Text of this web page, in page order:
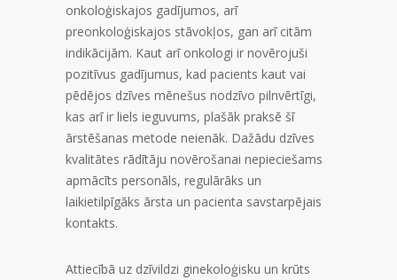
onkoloģiskajos gadījumos, arī
preonkoloģiskajos stāvokļos, gan arī citām
indikācijām. Kaut arī onkologi ir novērojuši
pozitīvus gadījumus, kad pacients kaut vai
pēdējos dzīves mēnešus nodzīvo pilnvērtīgi,
kas arī ir liels ieguvums, plašāk praksē šī
ārstēšanas metode neienāk. Dažādu dzīves
kvalitātes rādītāju novērošanai nepieciešams
apmācīts personāls, regulārāks un
laikietilpīgāks ārsta un pacienta savstarpējais
kontakts.
Attiecībā uz dzīvildzi ginekoloģisku un krūts